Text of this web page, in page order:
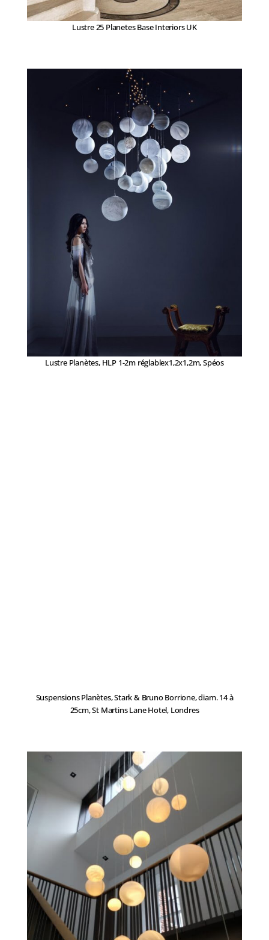
Lustre 25 Planetes Base Interiors UK
Lustre Planètes, HLP 1-2m réglablex1,2x1,2m, Spéos
Suspensions Planètes, Stark & Bruno Borrione, diam. 14 à
25cm, St Martins Lane Hotel, Londres